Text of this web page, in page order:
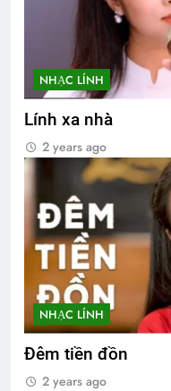
NHẠC LÍNH
Lính xa nhà
2 years ago
NHẠC LÍNH
Đêm tiền đồn
2 years ago